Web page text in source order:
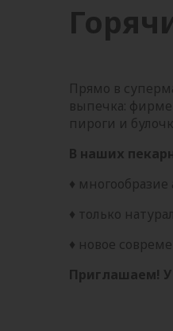
Прямо в
выпечка:
пироги и
В наших
♦
♦ только
♦ новое
Приглашаем! У